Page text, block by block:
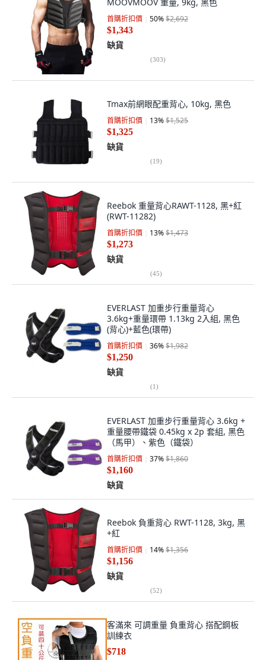
首購折扣價 50%$2,692
$1,343
缺貨
(303)
Tmax前網眼配重背心, 10kg, 黑色
首購折扣價 13%$1,525
$1,325
缺貨
(19)
Reebok 重量背心RAWT-1128, 黑+紅
(RWT-11282)
首購折扣價 13%$1,473
$1,273
缺貨
(45)
EVERLAST 加重步行重量背心
3.6kg+重量環帶 1.13kg 2入組, 黑色
(背心)+藍色(環帶)
首購折扣價 36%$1,982
$1,250
缺貨
(1)
EVERLAST 加重步行重量背心 3.6kg +
重量腰帶鐵袋 0.45kg x 2p 套組, 黑色
（馬甲）、紫色（鐵袋）
首購折扣價 37%$1,860
$1,160
缺貨
Reebok 負重背心 RWT-1128, 3kg, 黑
+紅
首購折扣價 14%$1,356
$1,156
缺貨
(52)
客滿來 可調重量 負重背心 搭配鋼板
訓練衣
$718